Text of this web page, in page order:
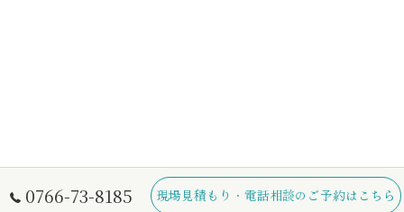
0766-73-8185 現場見積もり・電話相談のご予約はこちら